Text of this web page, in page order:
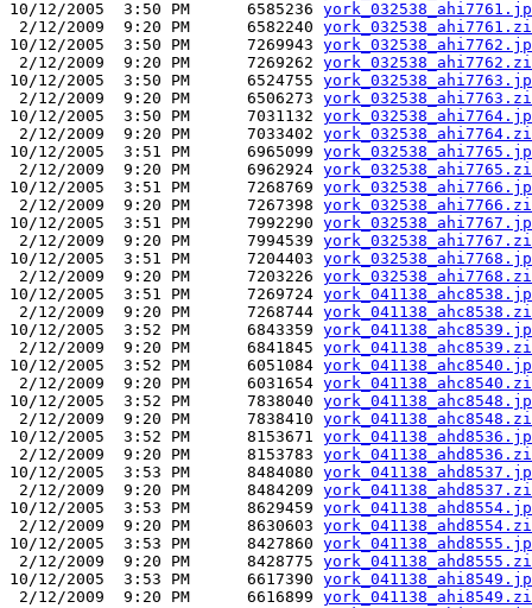
10/12/2005  3:50 PM      6585236
2/12/2009  9:20 PM      6582240
10/12/2005  3:50 PM      7269943
2/12/2009  9:20 PM      7269262
10/12/2005  3:50 PM      6524755
2/12/2009  9:20 PM      6506273
10/12/2005  3:50 PM      7031132
2/12/2009  9:20 PM      7033402
10/12/2005  3:51 PM      6965099
2/12/2009  9:20 PM      6962924
10/12/2005  3:51 PM      7268769
2/12/2009  9:20 PM      7267398
10/12/2005  3:51 PM      7992290
2/12/2009  9:20 PM      7994539
10/12/2005  3:51 PM      7204403
2/12/2009  9:20 PM      7203226
10/12/2005  3:51 PM      7269724
2/12/2009  9:20 PM      7268744
10/12/2005  3:52 PM      6843359
2/12/2009  9:20 PM      6841845
10/12/2005  3:52 PM      6051084
2/12/2009  9:20 PM      6031654
10/12/2005  3:52 PM      7838040
2/12/2009  9:20 PM      7838410
10/12/2005  3:52 PM      8153671
2/12/2009  9:20 PM      8153783
10/12/2005  3:53 PM      8484080
2/12/2009  9:20 PM      8484209
10/12/2005  3:53 PM      8629459
2/12/2009  9:20 PM      8630603
10/12/2005  3:53 PM      8427860
2/12/2009  9:20 PM      8428775
10/12/2005  3:53 PM      6617390
2/12/2009  9:20 PM      6616899